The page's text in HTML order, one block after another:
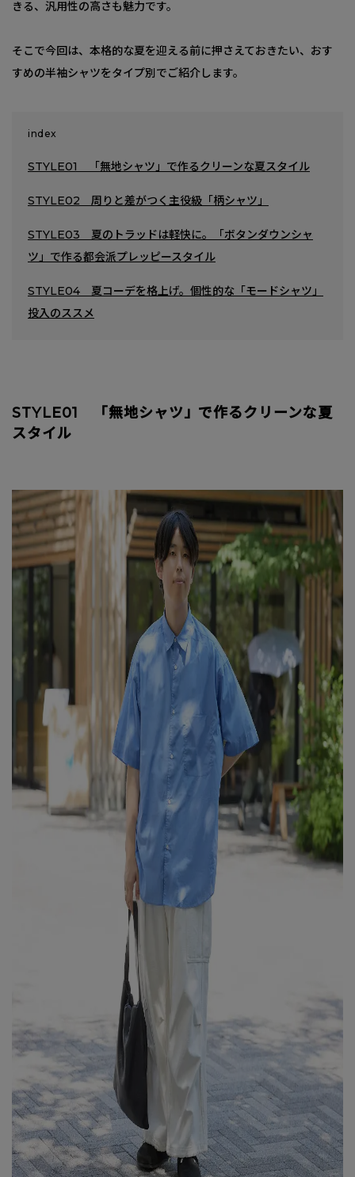
きる、汎用性の高さも魅力です。
そこで今回は、本格的な夏を迎える前に押さえておきたい、おす
すめの半袖シャツをタイプ別でご紹介します。
index
STYLE01 「無地シャツ」で作るクリーンな夏スタイル
STYLE02 周りと差がつく主役級「柄シャツ」
STYLE03 夏のトラッドは軽快に。「ボタンダウンシャ
ツ」で作る都会派プレッピースタイル
STYLE04 夏コーデを格上げ。個性的な「モードシャツ」
投入のススメ
STYLE01 「無地シャツ」で作るクリーンな夏
スタイル